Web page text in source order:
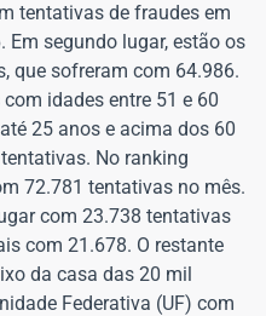
tentativas de fraudes em
Em segundo lugar, estão os
que sofreram com 64.986.
idades entre 51 e 60
25 anos e acima dos 60
No ranking
72.781 tentativas no mês.
com 23.738 tentativas
com 21.678. O restante
da casa das 20 mil
Federativa (UF) com